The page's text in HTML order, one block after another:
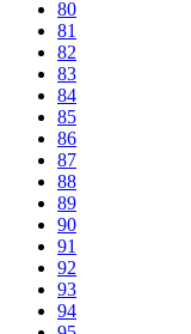
80
81
82
83
84
85
86
87
88
89
90
91
92
93
94